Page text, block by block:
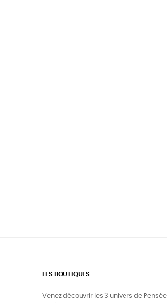
LES BOUTIQUES
Venez découvrir les 3 univers de Pensée